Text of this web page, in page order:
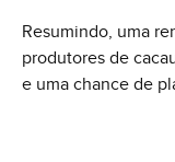
Resumindo, uma
produtores de
e uma chance de